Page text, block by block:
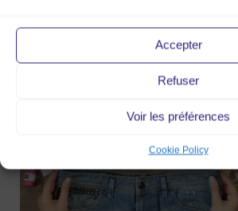
Accepter
Refuser
Voir les préférences
Cookie Policy
atelier